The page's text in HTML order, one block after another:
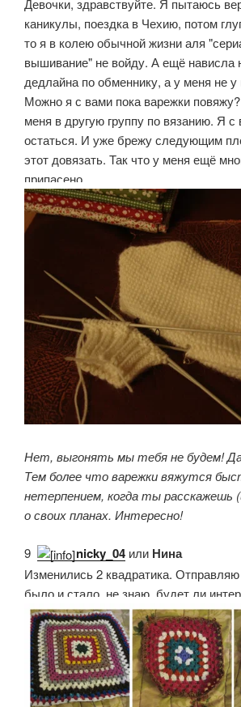
каникулы, поездка в Чехию, потом
то я в колею обычной жизни аля
вышивание" не войду. А ещё нависла
дедлайна по обменнику, а у меня не
Можно я с вами пока варежки
меня в другую группу по вязанию. Я с
остаться. И уже брежу следующим
этот довязать. Так что у меня ещё
припасено.
Нет, выгонять мы тебя не будем!
Тем более что варежки вяжутся
нетерпением, когда ты расскажешь
о своих планах. Интересно!
9. nicky_04 или Нина
Изменились 2 квадратика.
было и стало, не знаю, будет ли